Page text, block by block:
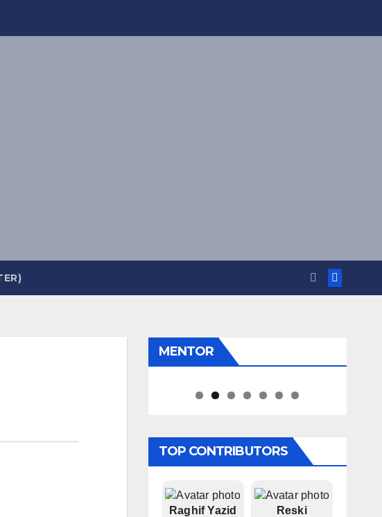
MENTOR
Iyan Apt
Pipiet Senja
TOP CONTRIBUTORS
Raghif Yazid
Reski